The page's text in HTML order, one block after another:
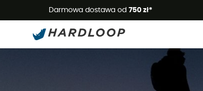
Darmowa dostawa od 750 zł*